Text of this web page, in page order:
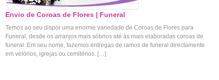
Envio de Coroas de Flores | Funeral
Temos ao seu dispor uma enorme variedade de Coroas de Flores para
Funeral, desde os arranjos mais sóbrios até às mais elaboradas coroas de
funeral. Em seu nome, fazemos entregas de ramos de funeral directamente
em velórios, igrejas ou cemitérios. […]